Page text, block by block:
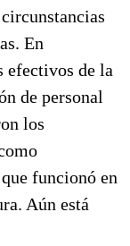
En
efectivos de la
de personal
los
funcionó en
Aún está